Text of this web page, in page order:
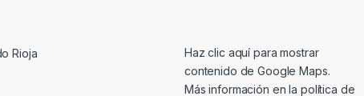
Mostrar contenido de Google
Haz clic aquí para mostrar
contenido de Google Maps.
Más información en la política de